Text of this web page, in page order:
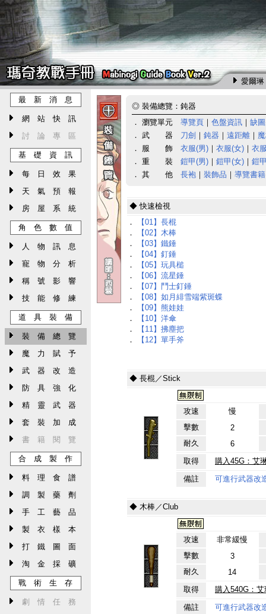
愛爾
最 新 消 息
網 站 快 訊
討 論 專 區
基 礎 資 訊
每 日 效 果
天 氣 預 報
房 屋 系 統
角 色 數 值
人 物 訊 息
寵 物 分 析
稱 號 影 響
技 能 修 練
道 具 裝 備
裝 備 總 覽
魔 力 賦 予
武 器 改 造
防 具 強 化
精 靈 武 器
套 裝 加 成
書 籍 閱 覽
合 成 製 作
料 理 食 譜
調 製 藥 劑
手 工 藝 品
製 衣 樣 本
打 鐵 圖 面
淘 金 採 礦
戰 術 生 存
劇 情 任 務
◎ 裝備總覽：鈍器
． 瀏覽單元 導覽頁 ｜ 色盤資訊 ｜ 缺
． 武 器 刀劍 ｜ 鈍器 ｜ 遠距離 ｜
． 服 飾 衣服(男) ｜ 衣服(女) ｜ 衣
． 重 裝 鎧甲(男) ｜ 鎧甲(女) ｜ 鎧
． 其 他 長袍 ｜ 裝飾品 ｜ 導覽書籍
◆ 快速檢視
．
【01】長棍
．
【02】木棒
．
【03】鐵錘
．
【04】釘錘
．
【05】玩具槌
．
【06】流星錘
．
【07】鬥士釘錘
．
【08】如月緋雪端紫斑蝶
．
【09】熊娃娃
．
【10】洋傘
．
【11】拂塵把
．
【12】單手斧
◆ 長棍／Stick
攻速
慢
擊數
2
耐久
6
取得
購入45G：艾
備註
可進行武器改
◆ 木棒／Club
攻速
非常緩慢
擊數
3
耐久
14
取得
購入540G：艾
備註
可進行武器改